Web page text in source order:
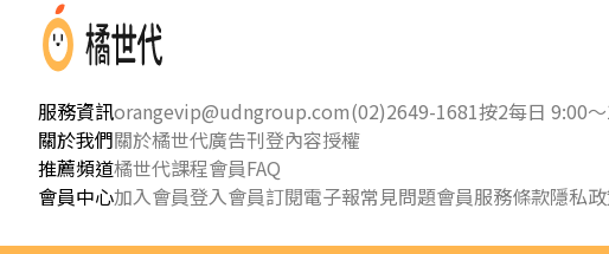
服務資訊orangevip@udngroup.com(02)2649-1681按2每日 9:00
關於我們關於橘世代廣告刊登內容授權
推薦頻道橘世代課程會員FAQ
會員中心加入會員登入會員訂閱電子報常見問題會員服務條款隱私